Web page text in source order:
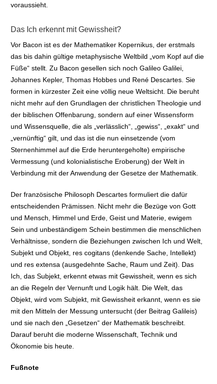
voraussieht.
Das Ich erkennt mit Gewissheit?
Vor Bacon ist es der Mathematiker Kopernikus, der erstmals
das bis dahin gültige metaphysische Weltbild „vom Kopf auf die
Füße“ stellt. Zu Bacon gesellen sich noch Galileo Galilei,
Johannes Kepler, Thomas Hobbes und René Descartes. Sie
formen in kürzester Zeit eine völlig neue Weltsicht. Die beruht
nicht mehr auf den Grundlagen der christlichen Theologie und
der biblischen Offenbarung, sondern auf einer Wissensform
und Wissensquelle, die als „verlässlich“, „gewiss“, „exakt“ und
„vernünftig“ gilt, und das ist die nun einsetzende (vom
Sternenhimmel auf die Erde heruntergeholte) empirische
Vermessung (und kolonialistische Eroberung) der Welt in
Verbindung mit der Anwendung der Gesetze der Mathematik.
Der französische Philosoph Descartes formuliert die dafür
entscheidenden Prämissen. Nicht mehr die Bezüge von Gott
und Mensch, Himmel und Erde, Geist und Materie, ewigem
Sein und unbeständigem Schein bestimmen die menschlichen
Verhältnisse, sondern die Beziehungen zwischen Ich und Welt,
Subjekt und Objekt, res cogitans (denkende Sache, Intellekt)
und res extensa (ausgedehnte Sache, Raum und Zeit). Das
Ich, das Subjekt, erkennt etwas mit Gewissheit, wenn es sich
an die Regeln der Vernunft und Logik hält. Die Welt, das
Objekt, wird vom Subjekt, mit Gewissheit erkannt, wenn es sie
mit den Mitteln der Messung untersucht (der Beitrag Galileis)
und sie nach den „Gesetzen“ der Mathematik beschreibt.
Darauf beruht die moderne Wissenschaft, Technik und
Ökonomie bis heute.
Fußnote